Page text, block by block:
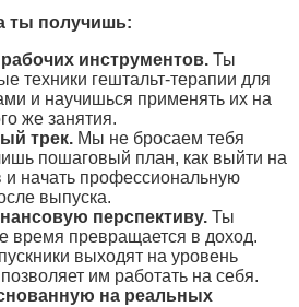
ты получишь:
инструментов. Ты
техники гештальт-терапии для
и научишься применять их на
же занятия.
трек. Мы не бросаем тебя
пошаговый план, как выйти на
и начать профессиональную
выпуска.
перспективу. Ты
время превращается в доход.
выходят на уровень
им работать на себя.
на реальных